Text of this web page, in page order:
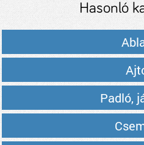
Hasonló
Padló,